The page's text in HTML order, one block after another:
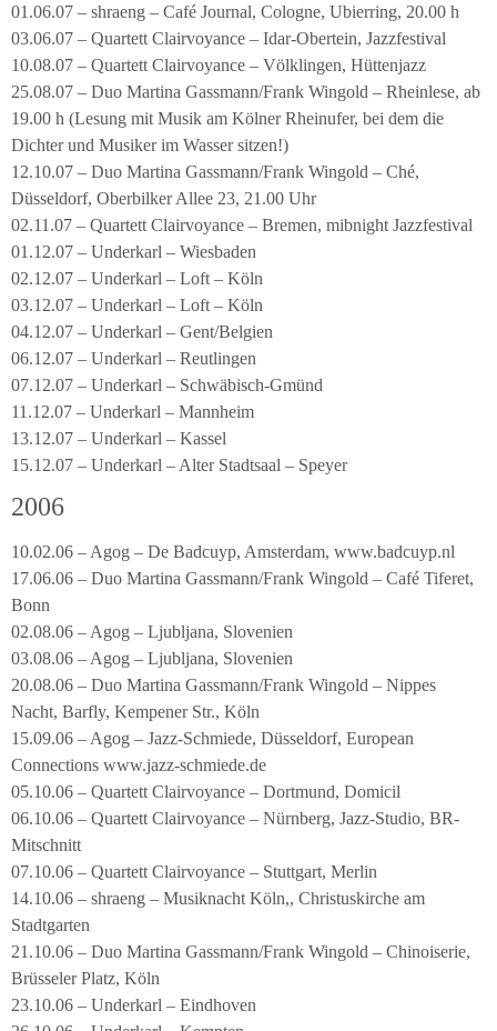
01.06.07 – shraeng – Café Journal, Cologne, Ubierring, 20.00 h
03.06.07 – Quartett Clairvoyance – Idar-Obertein, Jazzfestival
10.08.07 – Quartett Clairvoyance – Völklingen, Hüttenjazz
25.08.07 – Duo Martina Gassmann/Frank Wingold – Rheinlese, ab
19.00 h (Lesung mit Musik am Kölner Rheinufer, bei dem die
Dichter und Musiker im Wasser sitzen!)
12.10.07 – Duo Martina Gassmann/Frank Wingold – Ché,
Düsseldorf, Oberbilker Allee 23, 21.00 Uhr
02.11.07 – Quartett Clairvoyance – Bremen, mibnight Jazzfestival
01.12.07 – Underkarl – Wiesbaden
02.12.07 – Underkarl – Loft – Köln
03.12.07 – Underkarl – Loft – Köln
04.12.07 – Underkarl – Gent/Belgien
06.12.07 – Underkarl – Reutlingen
07.12.07 – Underkarl – Schwäbisch-Gmünd
11.12.07 – Underkarl – Mannheim
13.12.07 – Underkarl – Kassel
15.12.07 – Underkarl – Alter Stadtsaal – Speyer
2006
10.02.06 – Agog – De Badcuyp, Amsterdam, www.badcuyp.nl
17.06.06 – Duo Martina Gassmann/Frank Wingold – Café Tiferet,
Bonn
02.08.06 – Agog – Ljubljana, Slovenien
03.08.06 – Agog – Ljubljana, Slovenien
20.08.06 – Duo Martina Gassmann/Frank Wingold – Nippes
Nacht, Barfly, Kempener Str., Köln
15.09.06 – Agog – Jazz-Schmiede, Düsseldorf, European
Connections www.jazz-schmiede.de
05.10.06 – Quartett Clairvoyance – Dortmund, Domicil
06.10.06 – Quartett Clairvoyance – Nürnberg, Jazz-Studio, BR-
Mitschnitt
07.10.06 – Quartett Clairvoyance – Stuttgart, Merlin
14.10.06 – shraeng – Musiknacht Köln,, Christuskirche am
Stadtgarten
21.10.06 – Duo Martina Gassmann/Frank Wingold – Chinoiserie,
Brüsseler Platz, Köln
23.10.06 – Underkarl – Eindhoven